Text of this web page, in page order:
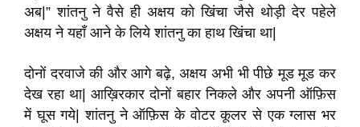
अब|” शांतनु ने वैसे ही अक्षय को खिंचा जैसे थोड़ी देर पहेले
अक्षय ने यहाँ आने के लिये शांतनु का हाथ खिंचा था|
दोनों दरवाजे की और आगे बढ़े, अक्षय अभी भी पीछे मूड मूड कर
देख रहा था| आख़िरकार दोनों बहार निकले और अपनी ऑफ़िस
में घूस गये| शांतनु ने ऑफ़िस के वोटर कूलर से एक ग्लास भर